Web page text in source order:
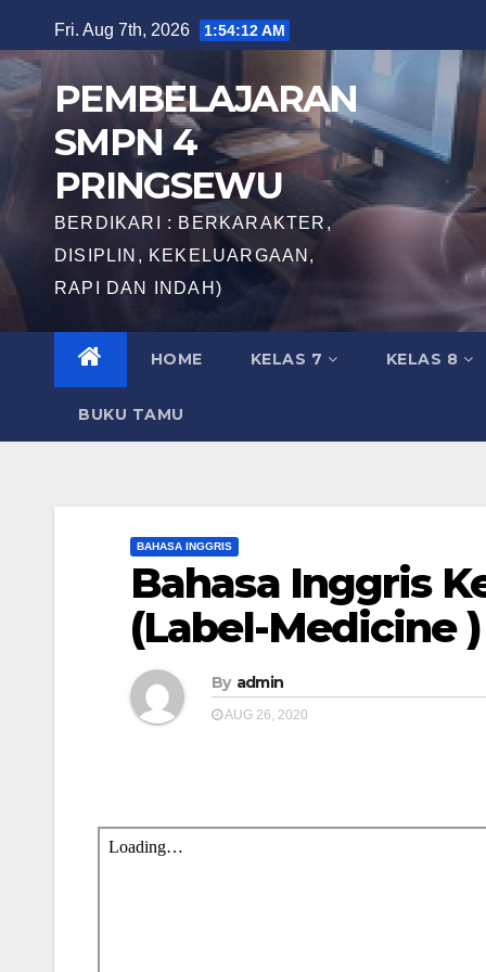
to
content
Fri. Aug 7th, 2026 1:54:13 AM
PEMBELAJARAN
SMPN 4
PRINGSEWU
BERDIKARI : BERKARAKTER,
DISIPLIN, KEKELUARGAAN,
RAPI DAN INDAH)
HOME KELAS 7 KELAS 8
BUKU TAMU
BAHASA INGGRIS
Bahasa Inggris
(Label-Medicine )
By admin
AUG 26, 2020